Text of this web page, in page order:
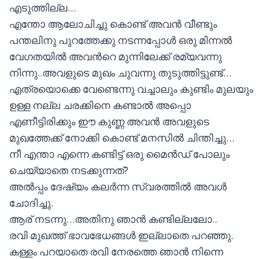
എടുത്തില്ല…
എന്തോ ആലോചിച്ചു കൊണ്ട് അവന്‍ വീണ്ടും
പന്തലിനു പുറത്തേക്കു നടന്നപ്പോള്‍ ഒരു മിന്നല്‍
വേഗതയില്‍ അവന്‍റെ മുന്നിലേക്ക്‌ രമ്യവന്നു
നിന്നു..അവളുടെ മുഖം ചുവന്നു തുടുത്തിട്ടുണ്ട്…
എത്രയൊക്കെ വേണ്ടെന്നു വച്ചാലും കുണ്ടിം മുലയും
ഉള്ള നല്ല ചരക്കിനെ കണ്ടാല്‍ അപ്പൊ
എണീട്ടിരിക്കും ഈ കുണ്ണ അവന്‍ അവളുടെ
മുഖത്തേക്ക് നോക്കി കൊണ്ട് മനസില്‍ ചിന്തിച്ചു…
നീ എന്താ എന്നെ കണ്ടിട്ട് ഒരു മൈന്‍ഡ് പോലും
ചെയ്യാതെ നടക്കുന്നത്?
അല്‍പ്പം ദേഷ്യം കലര്‍ന്ന സ്വരത്തില്‍ അവള്‍
ചോദിച്ചു.
ആര് നടന്നു…അതിനു ഞാന്‍ കണ്ടില്ലലോ..
രവി മുഖത്ത് ഭാവഭേധങ്ങള്‍ ഇല്ലാതെ പറഞ്ഞു.
കള്ളം പറയാതെ രവി നേരത്തെ ഞാന്‍ നിന്നെ